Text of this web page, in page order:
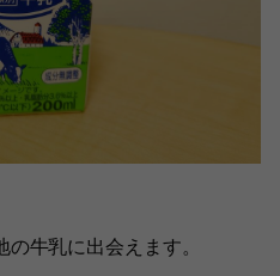
牛乳に出会えます。